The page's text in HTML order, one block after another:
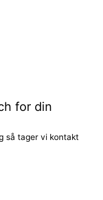
for din
så tager vi kontakt